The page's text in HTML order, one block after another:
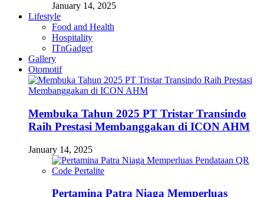
January 14, 2025
Lifestyle
Food and Health
Hospitality
ITnGadget
Gallery
Otomotif
Membuka Tahun 2025 PT Tristar Transindo
Raih Prestasi Membanggakan di ICON AHM
January 14, 2025
Pertamina Patra Niaga Memperluas